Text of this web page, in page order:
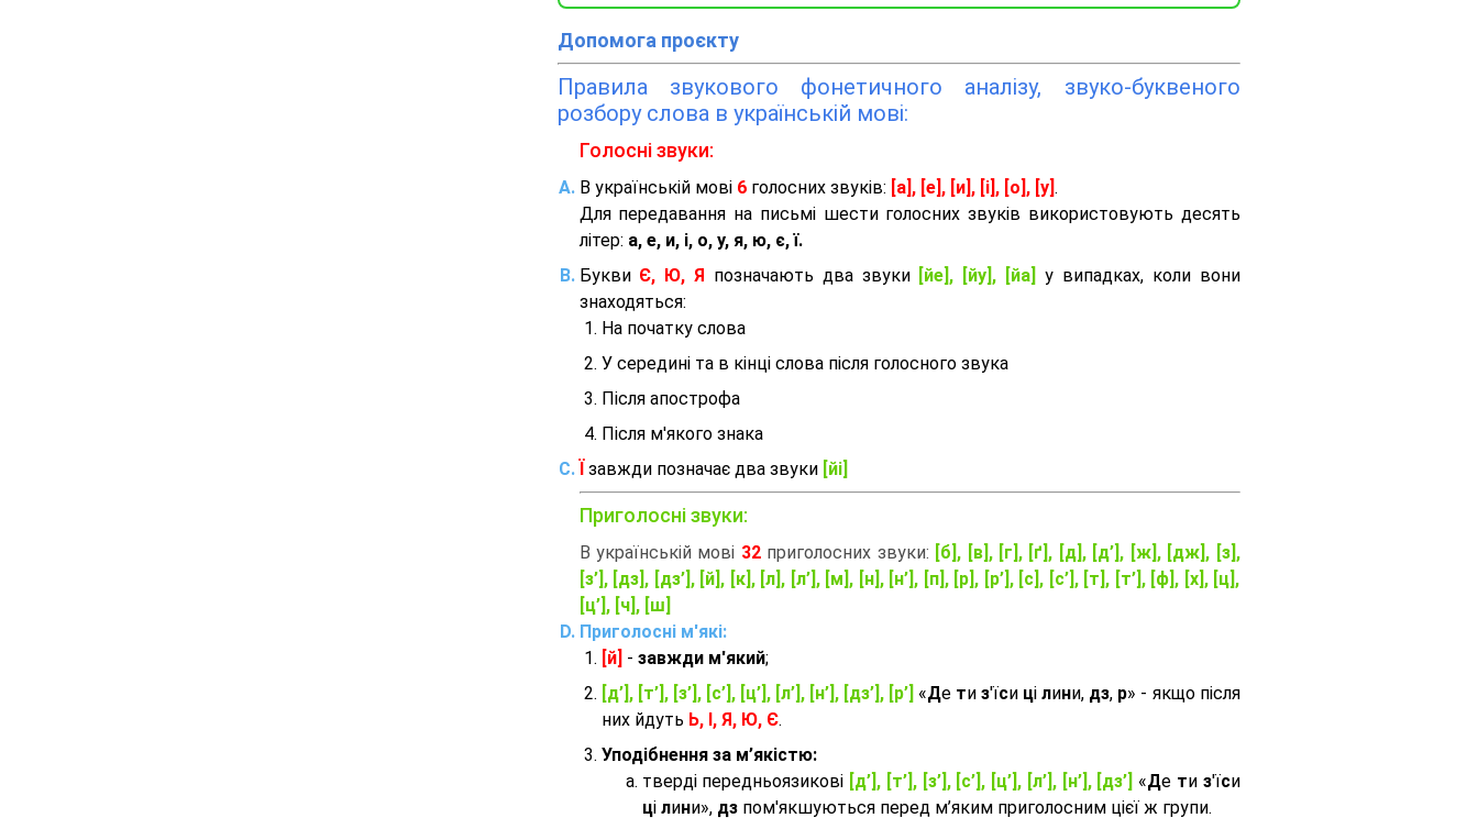
Допомога проєкту
Правила звукового фонетичного аналізу, звуко-буквеного
розбору слова в українській мові:
Голосні звуки:
В українській мові 6голосних звуків: [а], [е], [и], [і], [о], [у] .
Для передавання на письмі шести голосних звуків використовують десять
літер: а, е, и, і, о, у, я, ю, є, ї.
Букви Є, Ю, Я позначають два звуки [йе], [йу], [йа]
у випадках, коли вони
знаходяться:
На початку слова
У середині та в кінці слова після голосного звука
Після апострофа
Після м'якого знака
завжди позначає два звуки [йі]
Приголосні звуки:
В українській мові 32приголосних звуки:
[б], [в], [г], [ґ], [д], [д’], [ж], [дж], [з],
[з’], [дз], [дз’], [й], [к], [л], [л’], [м], [н], [н’], [п], [р], [р’], [с], [с’], [т], [т’], [ф], [х], [ц],
[ц’], [ч], [ш]
Приголосні м'які:
[й] - завжди м'який;
[д’], [т’], [з’], [с’], [ц’], [л’], [н’], [дз’], [р’] «Де тиз'їси цілини, дз, р» - якщо після
них йдуть Ь, І, Я, Ю, Є.
Уподібнення за м’якістю:
тверді передньоязикові [д’], [т’], [з’], [с’], [ц’], [л’], [н’], [дз’] «Де ти з'їси
ці лини», дзпом'якшуються перед м’яким приголосним цієї ж групи.